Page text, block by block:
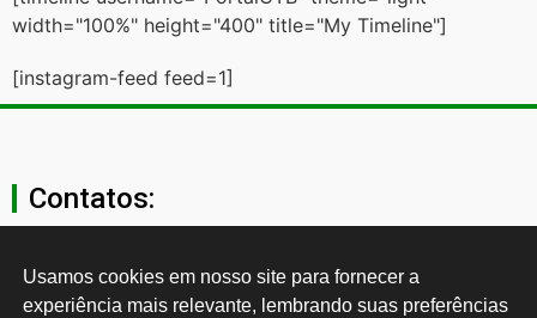
width="100%" height="400" title="My Timeline"]
[instagram-feed feed=1]
Contatos:
secgeral@ctb.org.br
Usamos cookies em nosso site para fornecer a
experiência mais relevante, lembrando suas preferências